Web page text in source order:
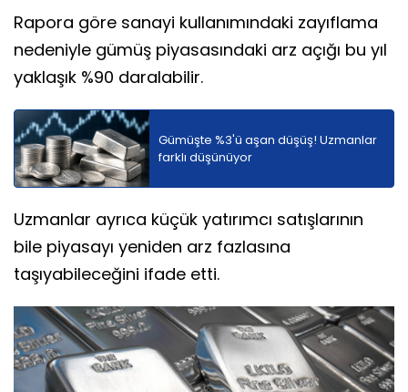
Rapora göre sanayi kullanımındaki zayıflama
nedeniyle gümüş piyasasındaki arz açığı bu yıl
yaklaşık %90 daralabilir.
Gümüşte %3'ü aşan düşüş! Uzmanlar
farklı düşünüyor
Uzmanlar ayrıca küçük yatırımcı satışlarının
bile piyasayı yeniden arz fazlasına
taşıyabileceğini ifade etti.